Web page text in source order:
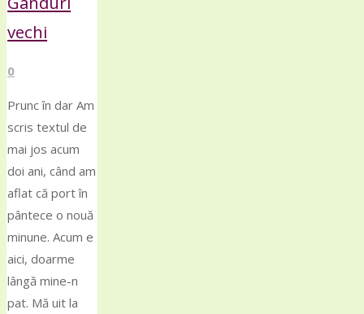
minune"
vechi
0
Prunc în dar Am
scris textul de
mai jos acum
doi ani, când am
aflat că port în
pântece o nouă
minune. Acum e
aici, doarme
lângă mine-n
pat. Mă uit la